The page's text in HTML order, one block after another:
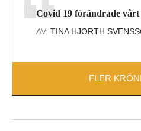
Covid 19 förändrade vårt
AV: TINA HJORTH
FLER